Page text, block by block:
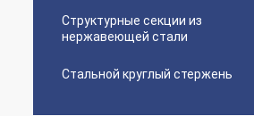
Структурные секции из
нержавеющей стали
Стальной круглый стержень